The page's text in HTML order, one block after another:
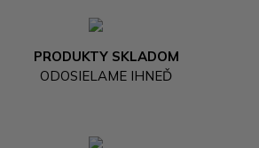
PRODUKTY SKLADOM
ODOSIELAME IHNEĎ